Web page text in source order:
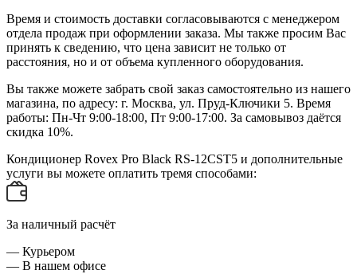
Время и стоимость доставки согласовываются с менеджером
отдела продаж при оформлении заказа. Мы также просим Вас
принять к сведению, что цена зависит не только от
расстояния, но и от объема купленного оборудования.
Вы также можете забрать свой заказ самостоятельно из нашего
магазина, по адресу: г. Москва, ул. Пруд-Ключики 5. Время
работы: Пн-Чт 9:00-18:00, Пт 9:00-17:00. За самовывоз даётся
скидка 10%.
Кондиционер Rovex Pro Black RS-12CST5 и дополнительные
услуги вы можете оплатить тремя способами:
За наличный расчёт
— Курьером
— В нашем офисе